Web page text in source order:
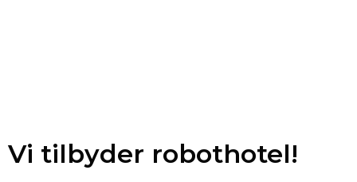
Vi tilbyder robothotel!